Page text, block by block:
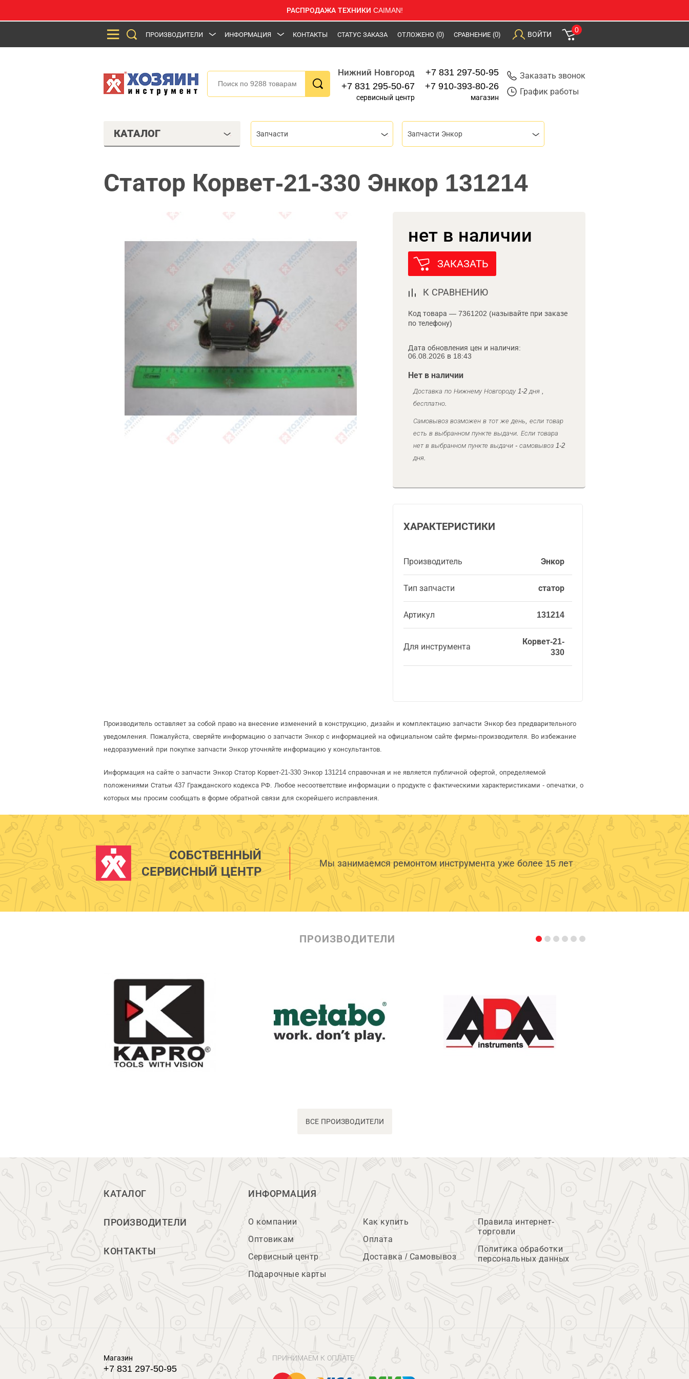
РАСПРОДАЖА ТЕХНИКИ CAIMAN!
ПРОИЗВОДИТЕЛИ ИНФОРМАЦИЯ КОНТАКТЫ СТАТУС ЗАКАЗА ОТЛОЖЕНО (0) СРАВНЕНИЕ (0) ВОЙТИ
0
Нижний Новгород
+7 831 295-50-67
сервисный центр
+7 831 297-50-95
+7 910-393-80-26
магазин
Заказать звонок
График работы
КАТАЛОГ Запчасти Запчасти Энкор
Статор Корвет-21-330 Энкор 131214
нет в наличии
ЗАКАЗАТЬ
К СРАВНЕНИЮ
Код товара — 7361202 (называйте при заказе
по телефону)
Дата обновления цен и наличия:
06.08.2026 в 18:43
Нет в наличии
Доставка по Нижнему Новгороду 1-2 дня ,
бесплатно.
Самовывоз возможен в тот же день, если товар
есть в выбранном пункте выдачи. Если товара
нет в выбранном пункте выдачи - самовывоз 1-2
дня.
ХАРАКТЕРИСТИКИ
Производитель Энкор
Тип запчасти статор
Артикул 131214
Для инструмента
Корвет-21-
330
Производитель оставляет за собой право на внесение изменений в конструкцию, дизайн и комплектацию запчасти Энкор без предварительного
уведомления. Пожалуйста, сверяйте информацию о запчасти Энкор с информацией на официальном сайте фирмы-производителя. Во избежание
недоразумений при покупке запчасти Энкор уточняйте информацию у консультантов.
Информация на сайте о запчасти Энкор Статор Корвет-21-330 Энкор 131214 справочная и не является публичной офертой, определяемой
положениями Статьи 437 Гражданского кодекса РФ. Любое несоответствие информации о продукте с фактическими характеристиками - опечатки, о
которых мы просим сообщать в форме обратной связи для скорейшего исправления.
СОБСТВЕННЫЙ
СЕРВИСНЫЙ ЦЕНТР
Мы занимаемся ремонтом инструмента уже более 15 лет
ПРОИЗВОДИТЕЛИ
ВСЕ ПРОИЗВОДИТЕЛИ
КАТАЛОГ
ПРОИЗВОДИТЕЛИ
КОНТАКТЫ
ИНФОРМАЦИЯ
О компании
Оптовикам
Сервисный центр
Подарочные карты
Как купить
Оплата
Доставка / Самовывоз
Правила интернет-
торговли
Политика обработки
персональных данных
Магазин
+7 831 297-50-95
ПРИНИМАЕМ К ОПЛАТЕ